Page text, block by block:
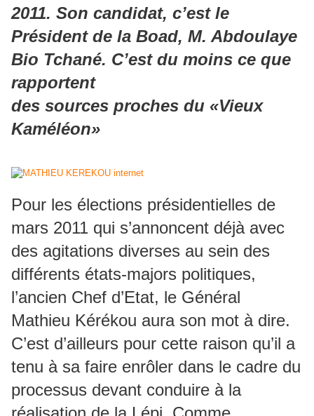
2011. Son candidat, c’est le
Président de la Boad, M. Abdoulaye
Bio Tchané. C’est du moins ce que
rapportent
des sources proches du «Vieux
Kaméléon»
Pour les élections présidentielles de
mars 2011 qui s’annoncent déjà avec
des agitations diverses au sein des
différents états-majors politiques,
l’ancien Chef d’Etat, le Général
Mathieu Kérékou aura son mot à dire.
C’est d’ailleurs pour cette raison qu’il a
tenu à sa faire enrôler dans le cadre du
processus devant conduire à la